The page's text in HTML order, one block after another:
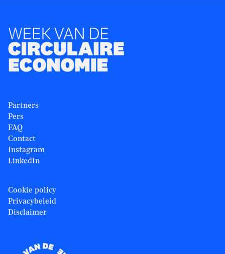
Partners
Pers
FAQ
Contact
Instagram
LinkedIn
Cookie policy
Privacybeleid
Disclaimer